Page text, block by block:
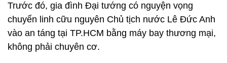
Trước đó, gia đình Đại tướng có nguyện vọng
chuyển linh cữu nguyên Chủ tịch nước Lê Đức Anh
vào an táng tại TP.HCM bằng máy bay thương mại,
không phải chuyên cơ.